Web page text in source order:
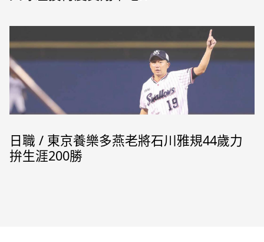
日職 / 東京養樂多燕老將石川雅規44歲力
拚生涯200勝